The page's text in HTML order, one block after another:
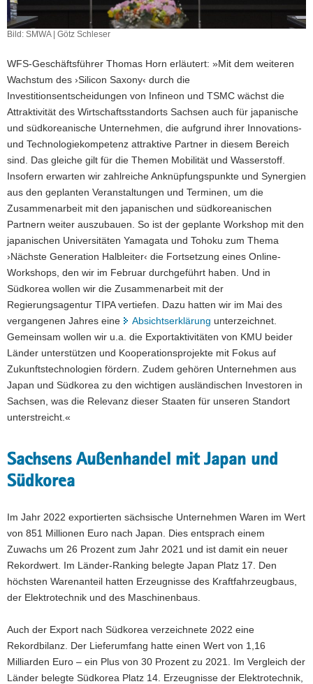
Bild: SMWA | Götz Schleser
WFS-Geschäftsführer Thomas Horn erläutert: »Mit dem weiteren
Wachstum des ›Silicon Saxony‹ durch die
Investitionsentscheidungen von Infineon und TSMC wächst die
Attraktivität des Wirtschaftsstandorts Sachsen auch für japanische
und südkoreanische Unternehmen, die aufgrund ihrer Innovations-
und Technologiekompetenz attraktive Partner in diesem Bereich
sind. Das gleiche gilt für die Themen Mobilität und Wasserstoff.
Insofern erwarten wir zahlreiche Anknüpfungspunkte und Synergien
aus den geplanten Veranstaltungen und Terminen, um die
Zusammenarbeit mit den japanischen und südkoreanischen
Partnern weiter auszubauen. So ist der geplante Workshop mit den
japanischen Universitäten Yamagata und Tohoku zum Thema
›Nächste Generation Halbleiter‹ die Fortsetzung eines Online-
Workshops, den wir im Februar durchgeführt haben. Und in
Südkorea wollen wir die Zusammenarbeit mit der
Regierungsagentur TIPA vertiefen. Dazu hatten wir im Mai des
vergangenen Jahres eine
Absichtserklärung unterzeichnet.
Gemeinsam wollen wir u.a. die Exportaktivitäten von KMU beider
Länder unterstützen und Kooperationsprojekte mit Fokus auf
Zukunftstechnologien fördern. Zudem gehören Unternehmen aus
Japan und Südkorea zu den wichtigen ausländischen Investoren in
Sachsen, was die Relevanz dieser Staaten für unseren Standort
unterstreicht.«
Sachsens Außenhandel mit Japan und
Südkorea
Im Jahr 2022 exportierten sächsische Unternehmen Waren im Wert
von 851 Millionen Euro nach Japan. Dies entsprach einem
Zuwachs um 26 Prozent zum Jahr 2021 und ist damit ein neuer
Rekordwert. Im Länder-Ranking belegte Japan Platz 17. Den
höchsten Warenanteil hatten Erzeugnisse des Kraftfahrzeugbaus,
der Elektrotechnik und des Maschinenbaus.
Auch der Export nach Südkorea verzeichnete 2022 eine
Rekordbilanz. Der Lieferumfang hatte einen Wert von 1,16
Milliarden Euro – ein Plus von 30 Prozent zu 2021. Im Vergleich der
Länder belegte Südkorea Platz 14. Erzeugnisse der Elektrotechnik,